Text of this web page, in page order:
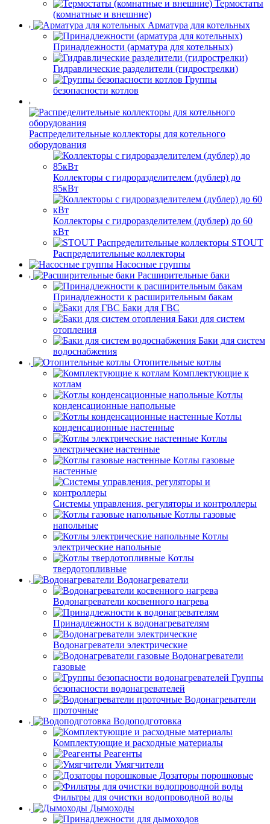
Термостаты
(комнатные и внешние)
Арматура для котельных
Принадлежности (арматура для котельных)
Гидравлические разделители (гидрострелки)
Группы
безопасности котлов
Распределительные коллекторы для котельного
оборудования
Коллекторы с гидроразделителем (дублер) до
85кВт
Коллекторы с гидроразделителем (дублер) до 60
кВт
STOUT
Распределительные коллекторы
Насосные группы
Расширительные баки
Принадлежности к расширительным бакам
Баки для ГВС
Баки для систем
отопления
Баки для систем
водоснабжения
Отопительные котлы
Комплектующие к
котлам
Котлы
конденсационные напольные
Котлы
конденсационные настенные
Котлы
электрические настенные
Котлы газовые
настенные
Системы управления, регуляторы и контроллеры
Котлы газовые
напольные
Котлы
электрические напольные
Котлы
твердотопливные
Водонагреватели
Водонагреватели косвенного нагрева
Принадлежности к водонагревателям
Водонагреватели электрические
Водонагреватели
газовые
Группы
безопасности водонагревателей
Водонагреватели
проточные
Водоподготовка
Комплектующие и расходные материалы
Реагенты
Умягчители
Дозаторы порошковые
Фильтры для очистки водопроводной воды
Дымоходы